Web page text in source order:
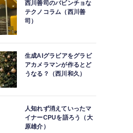
西川善司のバビンチョな
テクノコラム（西川善
司）
生成AIグラビアをグラビ
アカメラマンが作るとど
うなる？（西川和久）
人知れず消えていったマ
イナーCPUを語ろう（大
原雄介）